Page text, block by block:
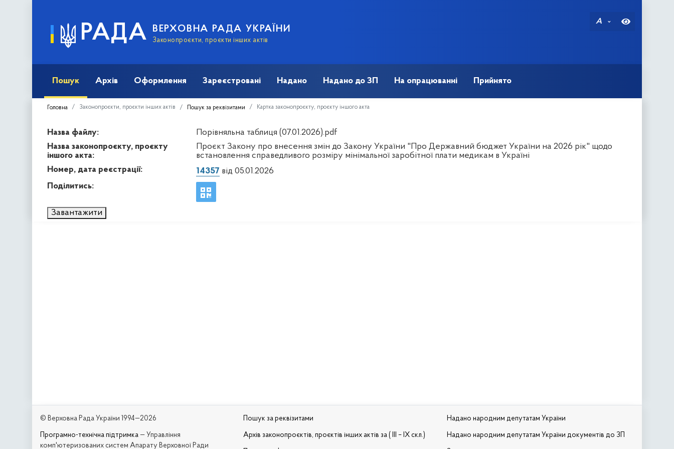
РАДА ВЕРХОВНА РАДА УКРАЇНИ
Законопроєкти, проєкти інших актів
A
Пошук Архів Оформлення Зареєстровані Надано Надано до ЗП На опрацюванні Прийнято
Головна Законопроєкти, проєкти інших актів Пошук за реквізитами Картка законопроєкту, проєкту іншого акта
Назва файлу:
Порівняльна таблиця (07.01.2026).pdf
Назва законопроєкту, проєкту
іншого акта:
Проєкт Закону про внесення змін до Закону України "Про Державний бюджет України на 2026 рік" щодо
встановлення справедливого розміру мінімальної заробітної плати медикам в Україні
Номер, дата реєстрації:
14357 від 05.01.2026
Поділитись:
Завантажити
© Верховна Рада України 1994—2026
Програмно-технічна підтримка — Управління
комп'ютеризованих систем Апарату Верховної Ради
Пошук за реквізитами
Архів законопроєктів, проєктів інших актів за ( III – IX скл.)
Надано народним депутатам України
Надано народним депутатам України документів до ЗП